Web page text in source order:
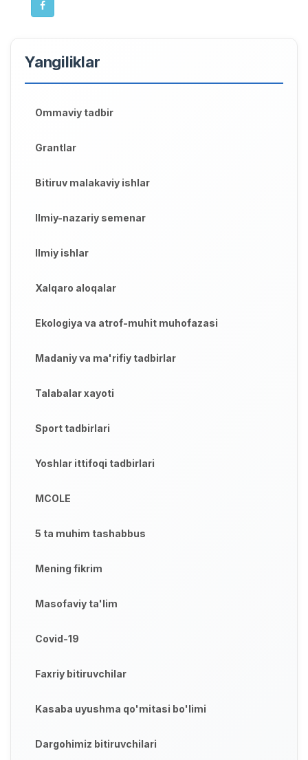
Yangiliklar
Ommaviy tadbir
Grantlar
Bitiruv malakaviy ishlar
Ilmiy-nazariy semenar
Ilmiy ishlar
Xalqaro aloqalar
Ekologiya va atrof-muhit muhofazasi
Madaniy va ma'rifiy tadbirlar
Talabalar xayoti
Sport tadbirlari
Yoshlar ittifoqi tadbirlari
MCOLE
5 ta muhim tashabbus
Mening fikrim
Masofaviy ta'lim
Covid-19
Faxriy bitiruvchilar
Kasaba uyushma qo'mitasi bo'limi
Dargohimiz bitiruvchilari